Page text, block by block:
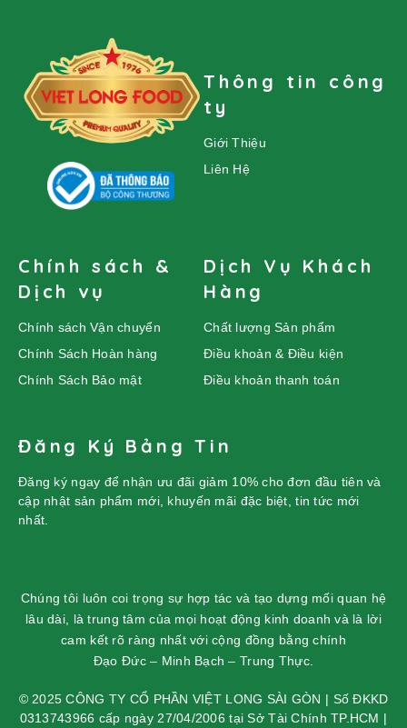
Thông tin công
ty
Giới Thiệu
Liên Hệ
Chính sách &
Dịch vụ
Chính sách Vận chuyển
Chính Sách Hoàn hàng
Chính Sách Bảo mật
Dịch Vụ Khách
Hàng
Chất lượng Sản phẩm
Điều khoản & Điều kiện
Điều khoản thanh toán
Đăng Ký Bảng Tin
Đăng ký ngay để nhận ưu đãi giảm 10% cho đơn đầu tiên và
cập nhật sản phẩm mới, khuyến mãi đặc biệt, tin tức mới
nhất.
Chúng tôi luôn coi trọng sự hợp tác và tạo dựng mối quan hệ
lâu dài, là trung tâm của mọi hoạt động kinh doanh và là lời
cam kết rõ ràng nhất với cộng đồng bằng chính
Đạo Đức – Minh Bạch – Trung Thực.
© 2025 CÔNG TY CỔ PHẦN VIỆT LONG SÀI GÒN | Số ĐKKD
0313743966 cấp ngày 27/04/2006 tại Sở Tài Chính TP.HCM |